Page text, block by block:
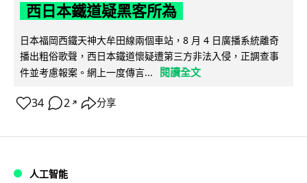
西日本鐵道疑黑客所為
日本福岡西鐵天神大牟田線兩個車站，8 月 4 日廣播系統離奇
播出粗俗歌聲，西日本鐵道懷疑遭第三方非法入侵，正調查事
件並考慮報案。網上一度傳言...
閱讀全文
34 2 ↗ 分享
人工智能